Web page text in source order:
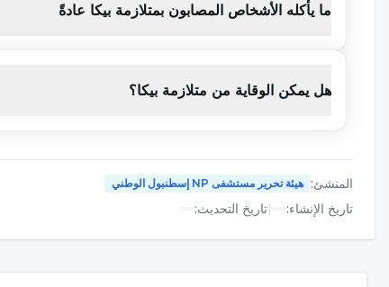
الغذائية الخاطئة إلى الطبيب. بعد تحديد أسباب اضطراب
يتم التخطيط للعلاج وفقاً للعامل الرئيسي المسبب لهذه
إذا تُرك دون علاج، فقد يسبب مشاكل مثل التأخر في النمو،
ما يأكله الأشخاص المصابون بمتلازمة بيكا عادةً
هل يمكن الوقاية من متلازمة بيكا؟
المنشئ: هيئة تحرير مستشفى NP إسطنبول الوطني
تاريخ الإنشاء:
|تاريخ التحديث: